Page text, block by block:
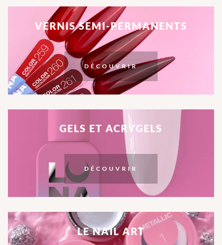
VERNIS SEMI-PERMANENTS
DÉCOUVRIR
GELS ET ACRYGELS
DÉCOUVRIR
LE NAIL ART